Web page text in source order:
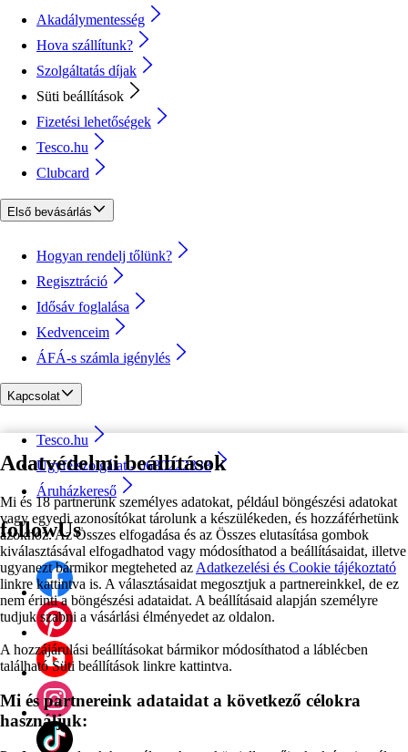
Adatvédelmi beállítások
Mi és 18 partnerünk személyes adatokat, például böngészési adatokat
vagy egyedi azonosítókat tárolunk a készülékeden, és hozzáférhetünk
azokhoz. Az Összes elfogadása és az Összes elutasítása gombok
kiválasztásával elfogadhatod vagy módosíthatod a beállításaidat, illetve
ugyanezt bármikor megteheted az Adatkezelési és Cookie tájékoztató
linkre kattintva is. A választásaidat megosztjuk a partnereinkkel, de ez
nem érinti a böngészési adataidat. A beállításaid alapján személyre
tudjuk szabni a vásárlási élményedet az oldalon.
A hozzájárulási beállításokat bármikor módosíthatod a láblécben
található Süti beállítások linkre kattintva.
Mi és partnereink adataidat a következő célokra
használjuk:
Akadálymentesség
Hova szállítunk?
Szolgáltatás díjak
Süti beállítások
Fizetési lehetőségek
Tesco.hu
Clubcard
Első bevásárlás
Hogyan rendelj tőlünk?
Regisztráció
Idősáv foglalása
Kedvenceim
ÁFÁ-s számla igénylés
Kapcsolat
Tesco.hu
Ügyfélszolgálat - 0680222333
Áruházkereső
followUs